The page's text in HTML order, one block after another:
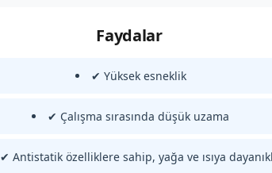
Faydalar
✔ Yüksek esneklik
✔ Çalışma sırasında düşük uzama
✔ Antistatik özelliklere sahip, yağa ve ısıya